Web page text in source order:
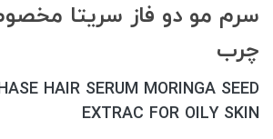
سرم مو دو فاز سریتا
چرب
HAIR SERUM MORINGA SEED
EXTRAC FOR OILY SKIN